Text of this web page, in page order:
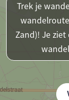
Trek je
Zand)! Je